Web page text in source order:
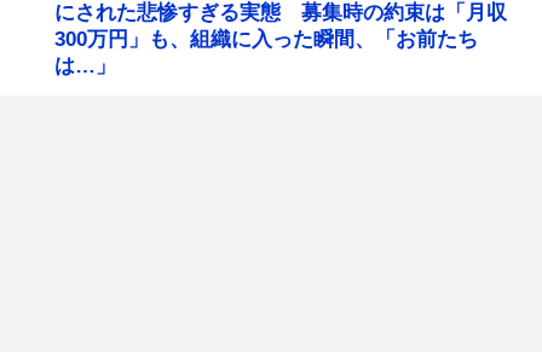
にされた悲惨すぎる実態 募集時の約束は「月収
300万円」も、組織に入った瞬間、「お前たち
は…」